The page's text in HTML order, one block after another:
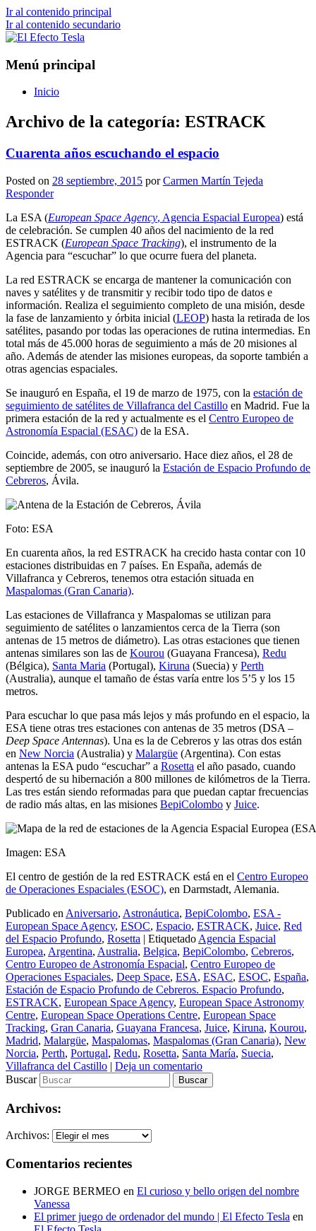
Ir al contenido principal
Ir al contenido secundario
El Efecto Tesla
ciencia
Menú principal
Inicio
Archivo de la categoría: ESTRACK
Cuarenta años escuchando el espacio
Posted on 28 septiembre, 2015 porCarmen Martín Tejeda
Responder
La ESA (European Space Agency, Agencia Espacial Europea) está
de celebración. Se cumplen 40 años del nacimiento de la red
ESTRACK (European Space Tracking), el instrumento de la
Agencia para “escuchar” lo que ocurre fuera del planeta.
La red ESTRACK se encarga de mantener la comunicación con
naves y satélites y de transmitir y recibir todo tipo de datos e
información. Realiza el seguimiento completo de una misión, desde
la fase de lanzamiento y órbita inicial (LEOP) hasta la retirada de los
satélites, pasando por todas las operaciones de rutina intermedias. En
total más de 45.000 horas de seguimiento a más de 20 misiones al
año. Además de atender las misiones europeas, da soporte también a
otras agencias espaciales.
Se inauguró en España, el 19 de marzo de 1975, con la estación de
seguimiento de satélites de Villafranca del Castillo en Madrid. Fue la
primera estación de la red y actualmente es el Centro Europeo de
Astronomía Espacial (ESAC) de la ESA.
Coincide, además, con otro aniversario. Hace diez años, el 28 de
septiembre de 2005, se inauguró la Estación de Espacio Profundo de
Cebreros, Ávila.
Foto: ESA
En cuarenta años, la red ESTRACK ha crecido hasta contar con 10
estaciones distribuidas en 7 países. En España, además de
Villafranca y Cebreros, tenemos otra estación situada en
Maspalomas (Gran Canaria).
Las estaciones de Villafranca y Maspalomas se utilizan para
seguimiento de satélites o lanzamientos cerca de la Tierra (son
antenas de 15 metros de diámetro). Las otras estaciones que tienen
antenas similares son las de Kourou (Guayana Francesa), Redu
(Bélgica), Santa Maria (Portugal), Kiruna (Suecia) y Perth
(Australia), aunque el tamaño de éstas varía entre los 5’5 y los 15
metros.
Para escuchar lo que pasa más lejos y más profundo en el espacio, la
ESA tiene otras tres estaciones con antenas de 35 metros (DSA –
Deep Space Antennas). Una es la de Cebreros y las otras dos están
en New Norcia (Australia) y Malargüe (Argentina). Con estas
antenas la ESA pudo “escuchar” a Rosetta el año pasado, cuando
despertó de su hibernación a 800 millones de kilómetros de la Tierra.
Las tres están siendo reformadas para que puedan captar frecuencias
de radio más altas, en las misiones BepiColombo y Juice.
Imagen: ESA
El centro de gestión de la red ESTRACK está en el Centro Europeo
de Operaciones Espaciales (ESOC), en Darmstadt, Alemania.
Publicado en Aniversario, Astronáutica, BepiColombo, ESA -
European Space Agency, ESOC, Espacio, ESTRACK, Juice, Red
del Espacio Profundo, Rosetta | Etiquetado Agencia Espacial
Europea, Argentina, Australia, Belgica, BepiColombo, Cebreros,
Centro Europeo de Astronomía Espacial, Centro Europeo de
Operaciones Espaciales, Deep Space, ESA, ESAC, ESOC, España,
Estación de Espacio Profundo de Cebreros. Espacio Profundo,
ESTRACK, European Space Agency, European Space Astronomy
Centre, European Space Operations Centre, European Space
Tracking, Gran Canaria, Guayana Francesa, Juice, Kiruna, Kourou,
Madrid, Malargüe, Maspalomas, Maspalomas (Gran Canaria), New
Norcia, Perth, Portugal, Redu, Rosetta, Santa María, Suecia,
Villafranca del Castillo | Deja un comentario
Buscar
Archivos:
Archivos:
Comentarios recientes
JORGE BERMEO en El curioso y bello origen del nombre
Vanessa
El primer juego de ordenador del mundo | El Efecto Tesla en